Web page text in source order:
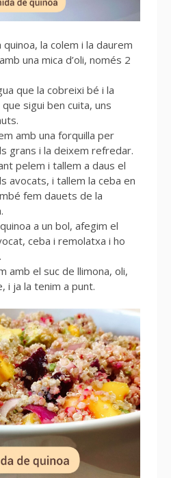
quinoa, la colem i la daurem
una mica d’oli, només 2
que la cobreixi bé i la
sigui ben cuita, uns
amb una forquilla per
grans i la deixem refredar.
pelem i tallem a daus el
avocats, i tallem la ceba en
fem dauets de la
a un bol, afegim el
ceba i remolatxa i ho
amb el suc de llimona, oli,
i ja la tenim a punt.